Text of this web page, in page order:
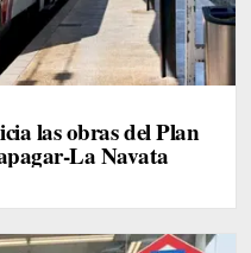
las obras del Plan
La Navata